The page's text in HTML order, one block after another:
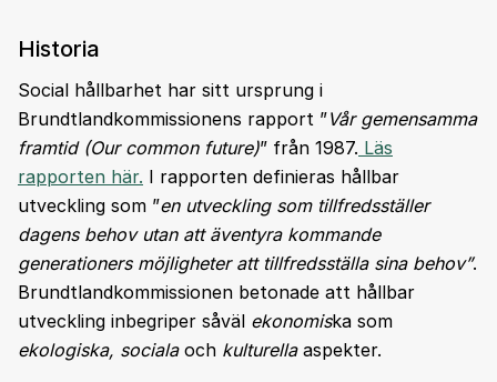
Historia
Social hållbarhet har sitt ursprung i
Brundtlandkommissionens rapport ”Vår gemensamma
framtid (Our common future)” från 1987. Läs
rapporten här. I rapporten definieras hållbar
utveckling som ”en utveckling som tillfredsställer
dagens behov utan att äventyra kommande
generationers möjligheter att tillfredsställa sina behov”.
Brundtlandkommissionen betonade att hållbar
utveckling inbegriper såväl ekonomiska som
ekologiska, socialaoch kulturellaaspekter.